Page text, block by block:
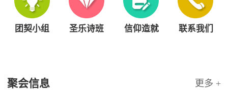
团契小组 圣乐诗班 信仰造就 联系我们
聚会信息 更多 +